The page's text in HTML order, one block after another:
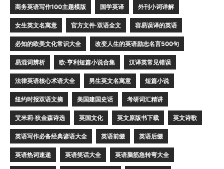
商务英语写作100主题模版 国学英译 外刊小词详解
女生英文名寓意 官方文件·双语全文 容易误译的英语
必知的欧美文化常识大全 改变人生的英语励志名言500句
易混词辨析 欧·亨利短篇小说合集 汉译英常见错误
法律英语核心术语大全 男生英文名寓意 短篇小说
纽约时报双语文摘 美国建国史话 考研词汇精讲
艾米莉·狄金森诗选 英国文化 英文原版书下载 英文诗歌
英语写作必备经典谚语大全 英语前缀 英语后缀
英语热词速递 英语笑话大全 英语脑筋急转弯大全